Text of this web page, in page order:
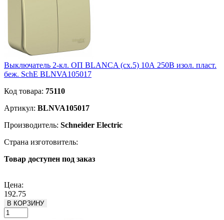
Выключатель 2-кл. ОП BLANCA (сх.5) 10А 250В изол. пласт.
беж. SchE BLNVA105017
Код товара: 75110
Артикул: BLNVA105017
Производитель: Schneider Electric
Страна изготовитель:
Товар доступен под заказ
Цена:
192.75
В КОРЗИНУ